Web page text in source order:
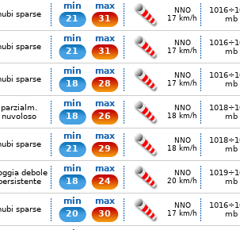
sparse
min
21
max
31
NNO
17 km/h
mb
sparse
min
21
max
31
NNO
17 km/h
mb
sparse
min
18
max
28
NNO
17 km/h
mb
parzialm.
nuvoloso
min
18
max
26
NNO
18 km/h
mb
sparse
min
21
max
29
NNO
18 km/h
mb
debole
min
18
max
24
NNO
20 km/h
mb
sparse
min
20
max
30
NNO
17 km/h
mb